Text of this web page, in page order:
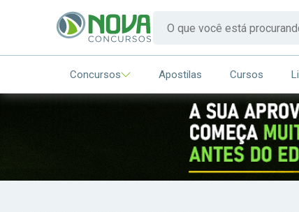
Concursos Apostilas Cursos